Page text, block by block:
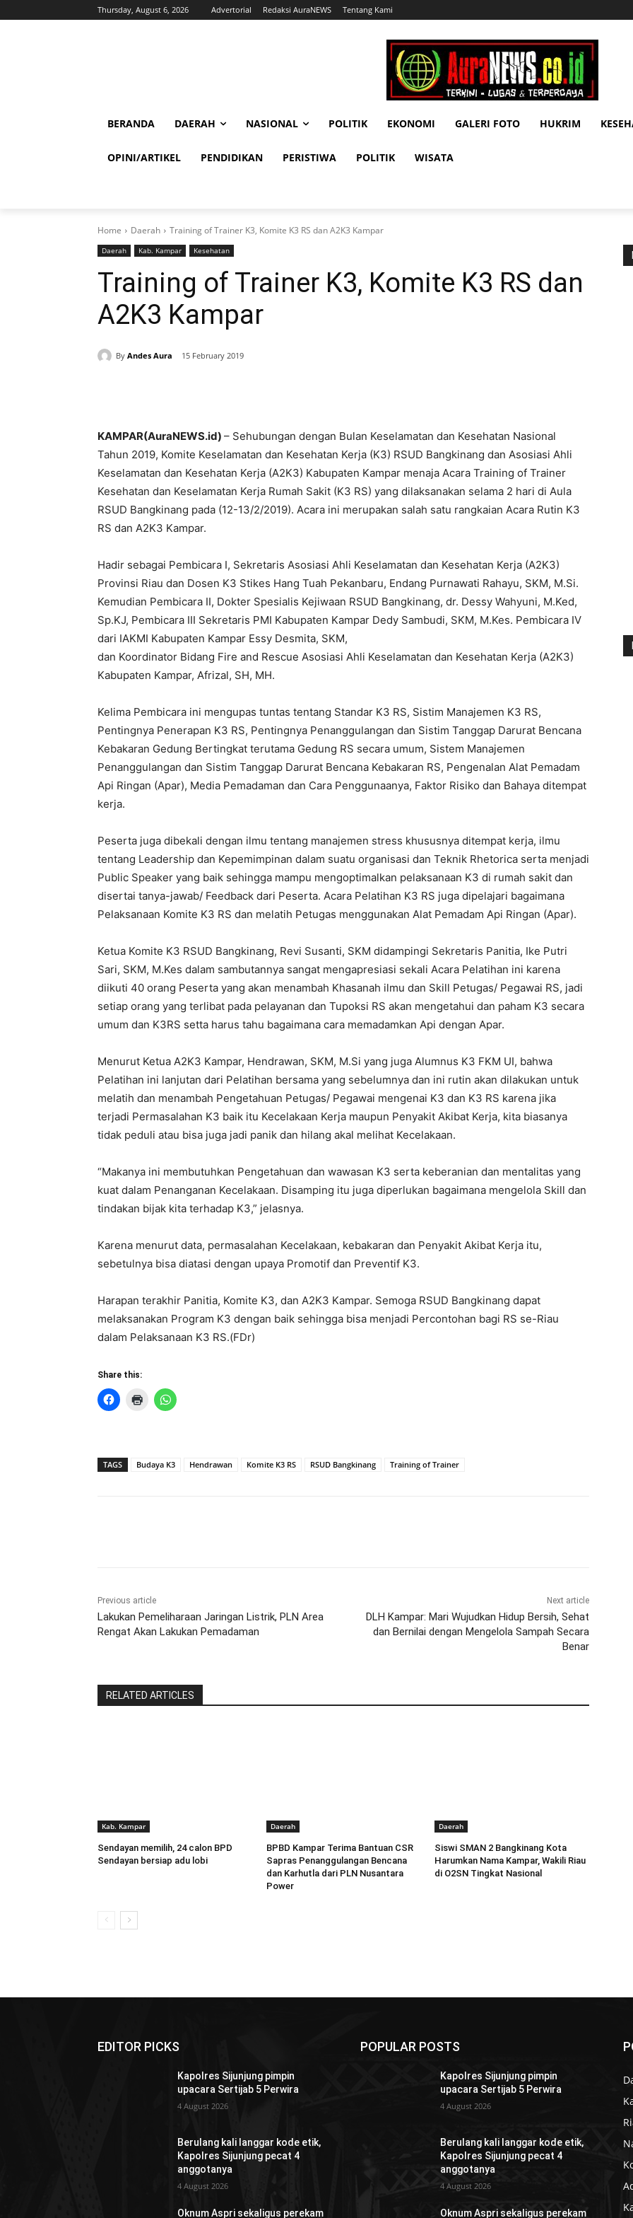
Thursday, August 6, 2026 Advertorial Redaksi AuraNEWS Tentang Kami
BERANDA DAERAH NASIONAL POLITIK EKONOMI GALERI FOTO HUKRIM
OPINI/ARTIKEL PENDIDIKAN PERISTIWA POLITIK WISATA
Home Daerah Training of Trainer K3, Komite K3 RS dan A2K3 Kampar
Daerah Kab. Kampar Kesehatan
Training of Trainer K3, Komite K3 RS dan
A2K3 Kampar
By Andes Aura 15 February 2019
KAMPAR(AuraNEWS.id) – Sehubungan dengan Bulan Keselamatan dan Kesehatan Nasional
Tahun 2019, Komite Keselamatan dan Kesehatan Kerja (K3) RSUD Bangkinang dan Asosiasi Ahli
Keselamatan dan Kesehatan Kerja (A2K3) Kabupaten Kampar menaja Acara Training of Trainer
Kesehatan dan Keselamatan Kerja Rumah Sakit (K3 RS) yang dilaksanakan selama 2 hari di Aula
RSUD Bangkinang pada (12-13/2/2019). Acara ini merupakan salah satu rangkaian Acara Rutin K3
RS dan A2K3 Kampar.
Hadir sebagai Pembicara I, Sekretaris Asosiasi Ahli Keselamatan dan Kesehatan Kerja (A2K3)
Provinsi Riau dan Dosen K3 Stikes Hang Tuah Pekanbaru, Endang Purnawati Rahayu, SKM, M.Si.
Kemudian Pembicara II, Dokter Spesialis Kejiwaan RSUD Bangkinang, dr. Dessy Wahyuni, M.Ked,
Sp.KJ, Pembicara III Sekretaris PMI Kabupaten Kampar Dedy Sambudi, SKM, M.Kes. Pembicara IV
dari IAKMI Kabupaten Kampar Essy Desmita, SKM,
dan Koordinator Bidang Fire and Rescue Asosiasi Ahli Keselamatan dan Kesehatan Kerja (A2K3)
Kabupaten Kampar, Afrizal, SH, MH.
Kelima Pembicara ini mengupas tuntas tentang Standar K3 RS, Sistim Manajemen K3 RS,
Pentingnya Penerapan K3 RS, Pentingnya Penanggulangan dan Sistim Tanggap Darurat Bencana
Kebakaran Gedung Bertingkat terutama Gedung RS secara umum, Sistem Manajemen
Penanggulangan dan Sistim Tanggap Darurat Bencana Kebakaran RS, Pengenalan Alat Pemadam
Api Ringan (Apar), Media Pemadaman dan Cara Penggunaanya, Faktor Risiko dan Bahaya ditempat
kerja.
Peserta juga dibekali dengan ilmu tentang manajemen stress khususnya ditempat kerja, ilmu
tentang Leadership dan Kepemimpinan dalam suatu organisasi dan Teknik Rhetorica serta menjadi
Public Speaker yang baik sehingga mampu mengoptimalkan pelaksanaan K3 di rumah sakit dan
disertai tanya-jawab/ Feedback dari Peserta. Acara Pelatihan K3 RS juga dipelajari bagaimana
Pelaksanaan Komite K3 RS dan melatih Petugas menggunakan Alat Pemadam Api Ringan (Apar).
Ketua Komite K3 RSUD Bangkinang, Revi Susanti, SKM didampingi Sekretaris Panitia, Ike Putri
Sari, SKM, M.Kes dalam sambutannya sangat mengapresiasi sekali Acara Pelatihan ini karena
diikuti 40 orang Peserta yang akan menambah Khasanah ilmu dan Skill Petugas/ Pegawai RS, jadi
setiap orang yang terlibat pada pelayanan dan Tupoksi RS akan mengetahui dan paham K3 secara
umum dan K3RS setta harus tahu bagaimana cara memadamkan Api dengan Apar.
Menurut Ketua A2K3 Kampar, Hendrawan, SKM, M.Si yang juga Alumnus K3 FKM UI, bahwa
Pelatihan ini lanjutan dari Pelatihan bersama yang sebelumnya dan ini rutin akan dilakukan untuk
melatih dan menambah Pengetahuan Petugas/ Pegawai mengenai K3 dan K3 RS karena jika
terjadi Permasalahan K3 baik itu Kecelakaan Kerja maupun Penyakit Akibat Kerja, kita biasanya
tidak peduli atau bisa juga jadi panik dan hilang akal melihat Kecelakaan.
“Makanya ini membutuhkan Pengetahuan dan wawasan K3 serta keberanian dan mentalitas yang
kuat dalam Penanganan Kecelakaan. Disamping itu juga diperlukan bagaimana mengelola Skill dan
tindakan bijak kita terhadap K3,” jelasnya.
Karena menurut data, permasalahan Kecelakaan, kebakaran dan Penyakit Akibat Kerja itu,
sebetulnya bisa diatasi dengan upaya Promotif dan Preventif K3.
Harapan terakhir Panitia, Komite K3, dan A2K3 Kampar. Semoga RSUD Bangkinang dapat
melaksanakan Program K3 dengan baik sehingga bisa menjadi Percontohan bagi RS se-Riau
dalam Pelaksanaan K3 RS.(FDr)
Share this:
TAGS Budaya K3 Hendrawan Komite K3 RS RSUD Bangkinang Training of Trainer
Previous article
Lakukan Pemeliharaan Jaringan Listrik, PLN Area
Rengat Akan Lakukan Pemadaman
Next article
DLH Kampar: Mari Wujudkan Hidup Bersih, Sehat
dan Bernilai dengan Mengelola Sampah Secara
Benar
RELATED ARTICLES
Kab. Kampar
Sendayan memilih, 24 calon BPD
Sendayan bersiap adu lobi
Daerah
BPBD Kampar Terima Bantuan CSR
Sapras Penanggulangan Bencana
dan Karhutla dari PLN Nusantara
Power
Daerah
Siswi SMAN 2 Bangkinang Kota
Harumkan Nama Kampar, Wakili Riau
di O2SN Tingkat Nasional
EDITOR PICKS
Kapolres Sijunjung pimpin
upacara Sertijab 5 Perwira
4 August 2026
Berulang kali langgar kode etik,
Kapolres Sijunjung pecat 4
anggotanya
4 August 2026
Oknum Aspri sekaligus perekam
POPULAR POSTS
Kapolres Sijunjung pimpin
upacara Sertijab 5 Perwira
4 August 2026
Berulang kali langgar kode etik,
Kapolres Sijunjung pecat 4
anggotanya
4 August 2026
Oknum Aspri sekaligus perekam